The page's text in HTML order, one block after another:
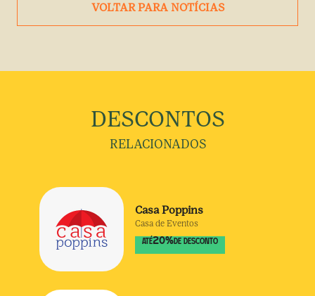
VOLTAR PARA NOTÍCIAS
DESCONTOS
RELACIONADOS
Casa Poppins
Casa de Eventos
ATÉ20% DE DESCONTO